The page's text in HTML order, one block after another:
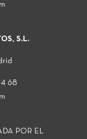
S.L.
68
POR EL